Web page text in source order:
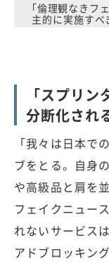
「倫理観なきフ
主的に実施す
「スプリ
分断化され
「我々は日本で
ブをとる。自身
や高級品と肩を
フェイクニュー
れないサービス
アドブロッキン